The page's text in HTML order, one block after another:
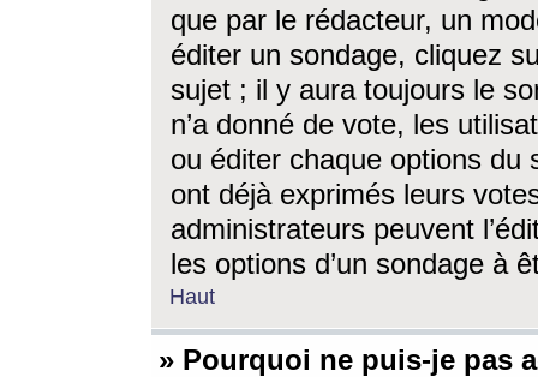
que par le rédacteur, un
éditer un sondage, cliquez
sujet ; il y aura toujours le
n’a donné de vote, les
ou éditer chaque options du
ont déjà exprimés leurs
administrateurs peuvent
les options d’un sondage à
Haut
» Pourquoi ne puis-je pas